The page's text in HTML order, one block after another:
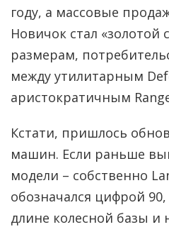
году, а массовые
Новичок стал «золотой
размерам,
между утилитарным
аристократичным
Кстати, пришлось
машин. Если раньше
модели – собственно
обозначался цифрой
длине колесной базы и